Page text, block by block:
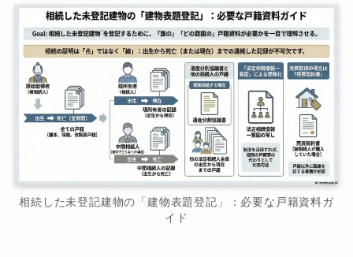
相続した未登記建物の「建物表題登記」：必要な戸籍資料ガ
イド